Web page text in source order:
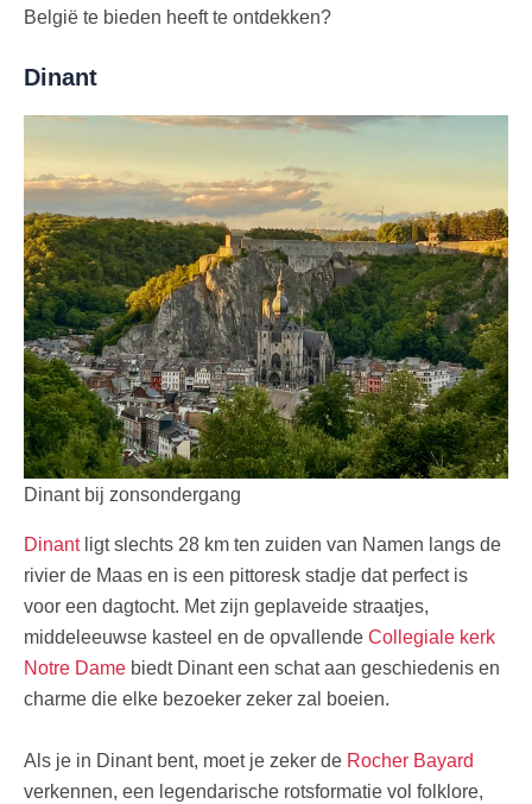
België te bieden heeft te ontdekken?
Dinant
Dinant bij zonsondergang
Dinantligt slechts 28 km ten zuiden van Namen langs de
rivier de Maas en is een pittoresk stadje dat perfect is
voor een dagtocht. Met zijn geplaveide straatjes,
middeleeuwse kasteel en de opvallende Collegiale kerk
Notre Dame biedt Dinant een schat aan geschiedenis en
charme die elke bezoeker zeker zal boeien.
Als je in Dinant bent, moet je zeker de Rocher Bayard
verkennen, een legendarische rotsformatie vol folklore,